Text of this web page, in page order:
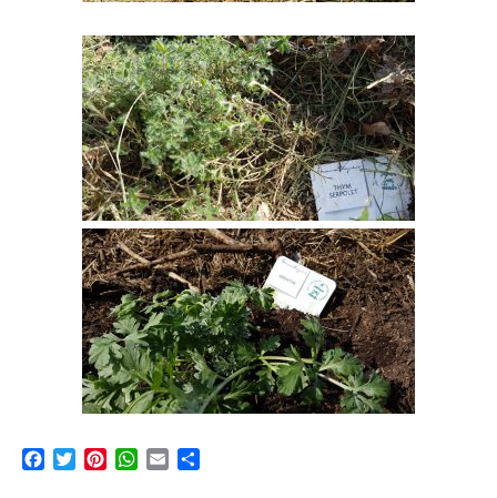
Facebook
TwitterPinterestWhatsApp
Email